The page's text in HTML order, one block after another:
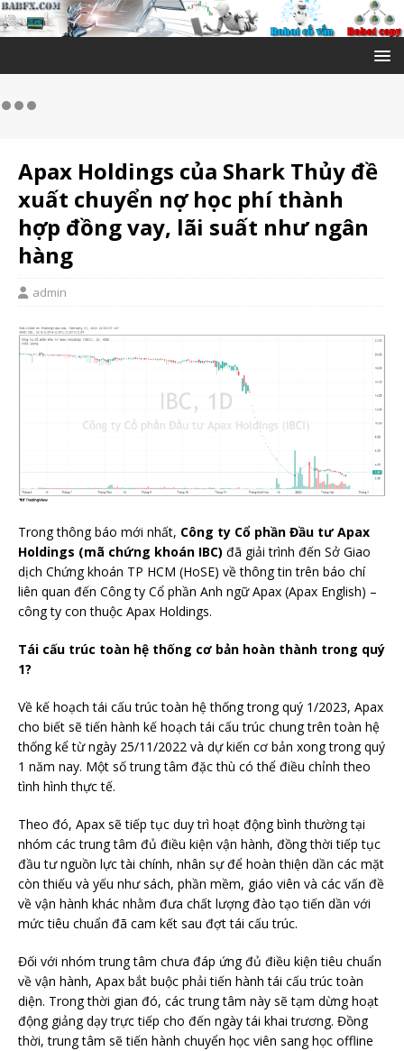
Apax Holdings của Shark Thủy đề
xuất chuyển nợ học phí thành
hợp đồng vay, lãi suất như ngân
hàng
admin
Trong thông báo mới nhất, Công ty Cổ phần Đầu tư Apax
Holdings (mã chứng khoán IBC) đã giải trình đến Sở Giao
dịch Chứng khoán TP HCM (HoSE) về thông tin trên báo chí
liên quan đến Công ty Cổ phần Anh ngữ Apax (Apax English) –
công ty con thuộc Apax Holdings.
Tái cấu trúc toàn hệ thống cơ bản hoàn thành trong quý
1?
Về kế hoạch tái cấu trúc toàn hệ thống trong quý 1/2023, Apax
cho biết sẽ tiến hành kế hoạch tái cấu trúc chung trên toàn hệ
thống kể từ ngày 25/11/2022 và dự kiến cơ bản xong trong quý
1 năm nay. Một số trung tâm đặc thù có thể điều chỉnh theo
tình hình thực tế.
Theo đó, Apax sẽ tiếp tục duy trì hoạt động bình thường tại
nhóm các trung tâm đủ điều kiện vận hành, đồng thời tiếp tục
đầu tư nguồn lực tài chính, nhân sự để hoàn thiện dần các mặt
còn thiếu và yếu như sách, phần mềm, giáo viên và các vấn đề
về vận hành khác nhằm đưa chất lượng đào tạo tiến dần với
mức tiêu chuẩn đã cam kết sau đợt tái cấu trúc.
Đối với nhóm trung tâm chưa đáp ứng đủ điều kiện tiêu chuẩn
về vận hành, Apax bắt buộc phải tiến hành tái cấu trúc toàn
diện. Trong thời gian đó, các trung tâm này sẽ tạm dừng hoạt
động giảng dạy trực tiếp cho đến ngày tái khai trương. Đồng
thời, trung tâm sẽ tiến hành chuyển học viên sang học offline